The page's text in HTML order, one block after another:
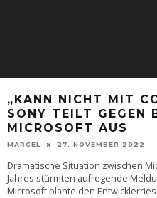
„KANN NICHT MIT
SONY TEILT GEGEN
MICROSOFT AUS
MARCEL 27. NOVEMBER 2022
Dramatische Situation zwischen
Jahres stürmten aufregende
Microsoft plante den Entwicklerries